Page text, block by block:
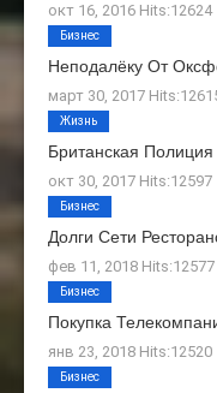
окт 16, 2016 Hits:12624
Неподалёку От
март 30, 2017
Бизнес
Британская
окт 30, 2017 Hits:12597
Жизнь
Долги Сети
фев 11, 2018 Hits:12577
Бизнес
Покупка
янв 23, 2018 Hits:12520
Бизнес
Бизнес